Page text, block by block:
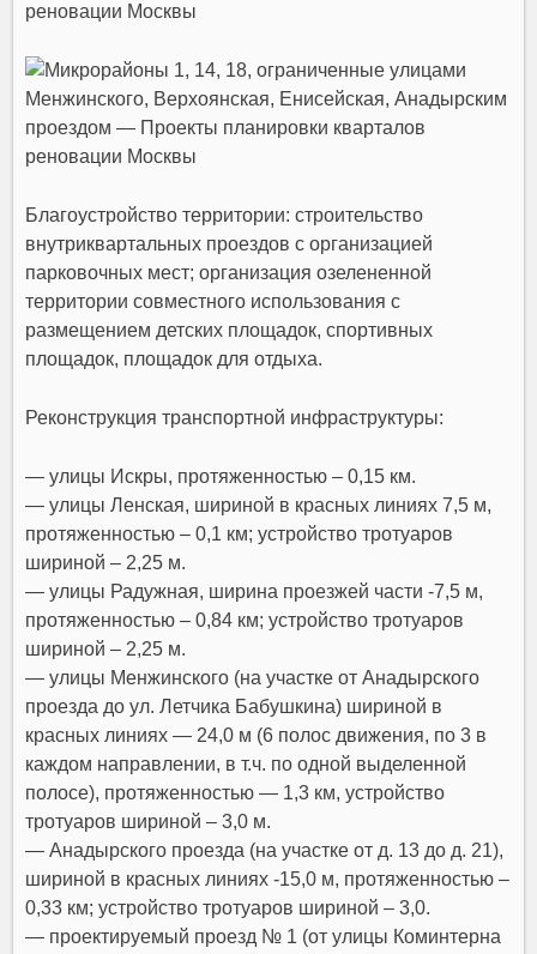
Благоустройство территории: строительство
внутриквартальных проездов с организацией
парковочных мест; организация озелененной
территории совместного использования с
размещением детских площадок, спортивных
площадок, площадок для отдыха.
Реконструкция транспортной инфраструктуры:
— улицы Искры, протяженностью – 0,15 км.
— улицы Ленская, шириной в красных линиях 7,5 м,
протяженностью – 0,1 км; устройство тротуаров
шириной – 2,25 м.
— улицы Радужная, ширина проезжей части -7,5 м,
протяженностью – 0,84 км; устройство тротуаров
шириной – 2,25 м.
— улицы Менжинского (на участке от Анадырского
проезда до ул. Летчика Бабушкина) шириной в
красных линиях — 24,0 м (6 полос движения, по 3 в
каждом направлении, в т.ч. по одной выделенной
полосе), протяженностью — 1,3 км, устройство
тротуаров шириной – 3,0 м.
— Анадырского проезда (на участке от д. 13 до д. 21),
шириной в красных линиях -15,0 м, протяженностью –
0,33 км; устройство тротуаров шириной – 3,0.
— проектируемый проезд № 1 (от улицы Коминтерна